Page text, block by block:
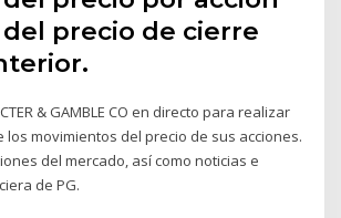
precio de cierre
& GAMBLE CO en directo para realizar
los movimientos del precio de sus acciones.
del mercado, así como noticias e
de PG.